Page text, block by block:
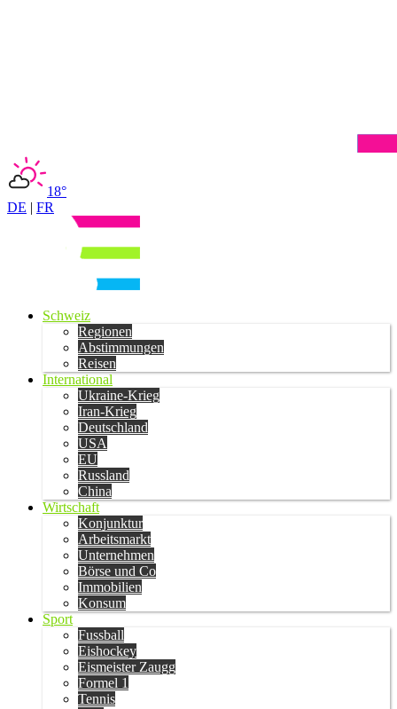
18°
DE | FR
Schweiz
Regionen
Abstimmungen
Reisen
International
Ukraine-Krieg
Iran-Krieg
Deutschland
USA
EU
Russland
China
Wirtschaft
Konjunktur
Arbeitsmarkt
Unternehmen
Börse und Co
Immobilien
Konsum
Sport
Fussball
Eishockey
Eismeister Zaugg
Formel 1
Tennis